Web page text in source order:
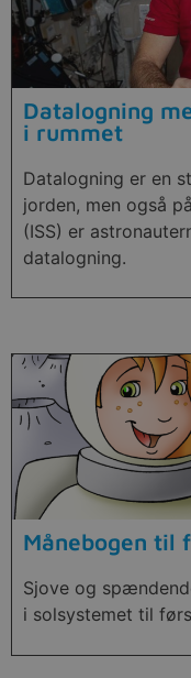
Datalogning
i rummet
Datalogning er en
jorden, men også
(ISS) er
datalogning.
Månebogen til
Sjove og
i solsystemet til